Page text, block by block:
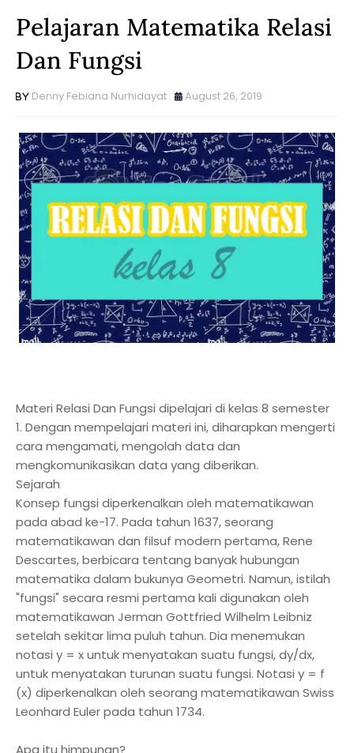
Pelajaran Matematika Relasi
Dan Fungsi
Denny Febiana Nurhidayat August 26, 2019
Materi Relasi Dan Fungsi dipelajari di kelas 8 semester
1. Dengan mempelajari materi ini, diharapkan mengerti
cara mengamati, mengolah data dan
mengkomunikasikan data yang diberikan.
Sejarah
Konsep fungsi diperkenalkan oleh matematikawan
pada abad ke-17. Pada tahun 1637, seorang
matematikawan dan filsuf modern pertama, Rene
Descartes, berbicara tentang banyak hubungan
matematika dalam bukunya Geometri. Namun, istilah
"fungsi" secara resmi pertama kali digunakan oleh
matematikawan Jerman Gottfried Wilhelm Leibniz
setelah sekitar lima puluh tahun. Dia menemukan
notasi y = x untuk menyatakan suatu fungsi, dy/dx,
untuk menyatakan turunan suatu fungsi. Notasi y = f
(x) diperkenalkan oleh seorang matematikawan Swiss
Leonhard Euler pada tahun 1734.
Apa itu himpunan?